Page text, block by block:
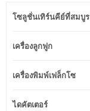
โซลูชั่นเทิร์นคีย์ที่สมบู
เครื่องลูกฟูก
เครื่องพิมพ์เฟล็กโซ
ไดคัตเตอร์